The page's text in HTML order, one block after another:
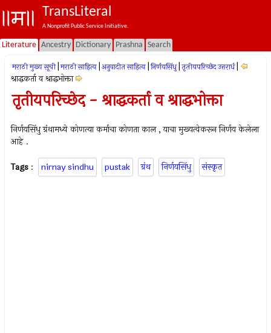
TransLiteral
A Nonprofit Public Service Initiative.
Literature Ancestry Dictionary Prashna Search
मराठी मुख्य सूची मराठी साहित्य अनुवादीत साहित्य निर्णयसिंधु तृतीयपरिच्छेद उत्तरार्ध
श्राद्धकर्ता व श्राद्धभोक्ता
तृतीयपरिच्छेद - श्राद्धकर्ता व श्राद्धभोक्ता
निर्णयसिंधु ग्रंथामध्ये कोणत्या कर्माचा कोणता काल , याचा मुख्यत्वेकरून निर्णय केलेला
आहे .
Tags : nirnay sindhu pustak ग्रंथ निर्णयसिंधु संस्कृत